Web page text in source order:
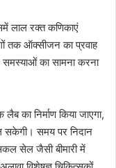
लाल रक्त कणिकाएं
तक ऑक्सीजन का प्रवाह
समस्याओं का सामना करना
का निर्माण किया जाएगा,
सकेगी। समय पर निदान
सेल जैसी बीमारी में